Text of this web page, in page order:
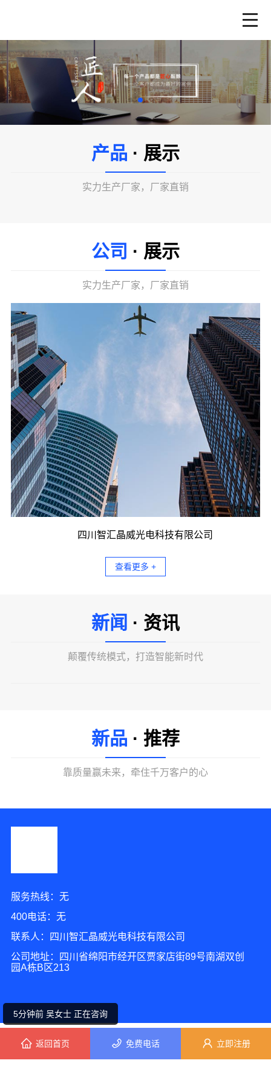
产品 · 展示
实力生产厂家，厂家直销
公司 · 展示
实力生产厂家，厂家直销
四川智汇晶威光电科技有限公司
查看更多 +
新闻 · 资讯
颠覆传统模式，打造智能新时代
新品 · 推荐
靠质量赢未来，牵住千万客户的心
服务热线：无
400电话：无
联系人：四川智汇晶威光电科技有限公司
公司地址：四川省绵阳市经开区贾家店街89号南湖双创
园A栋B区213
1分钟前 苏女士 正在咨询
5分钟前 吴女士 正在咨询
7分钟前 田先生 正在咨询
返回首页 免费电话 立即注册
无